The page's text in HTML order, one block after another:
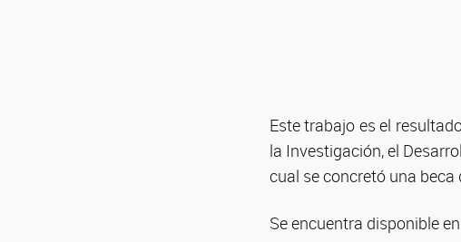
Este trabajo es el
la Investigación, el
cual se concretó una beca
Se encuentra disponible